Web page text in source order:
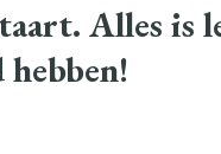
Alles is